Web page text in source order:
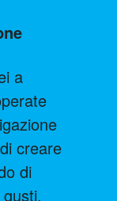
a
creare
di